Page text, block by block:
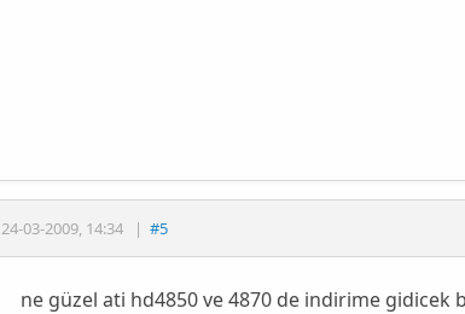
24-03-2009, 14:34 | #5
ne güzel ati hd4850 ve 4870 de indirime